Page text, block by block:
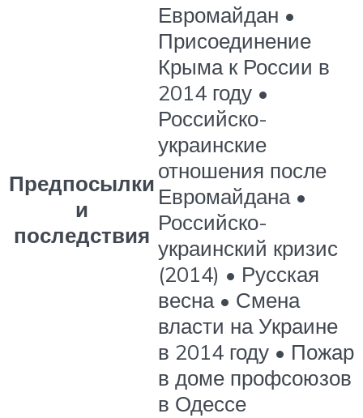
Предпосылки
и
последствия
Евромайдан •
Присоединение
Крыма к России в
2014 году •
Российско-
украинские
отношения после
Евромайдана •
Российско-
украинский кризис
(2014) • Русская
весна • Смена
власти на Украине
в 2014 году • Пожар
в доме профсоюзов
в Одессе